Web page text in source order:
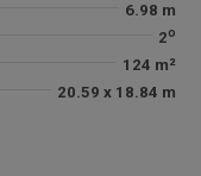
6.98 m
2o
124 m²
20.59 x 18.84 m